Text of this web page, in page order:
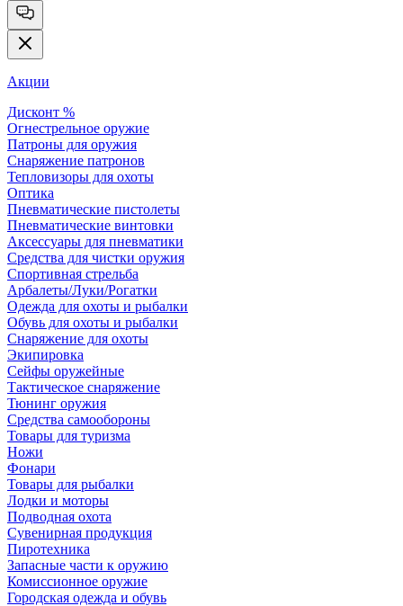
Акции
Дисконт %
Огнестрельное оружие
Патроны для оружия
Снаряжение патронов
Тепловизоры для охоты
Оптика
Пневматические пистолеты
Пневматические винтовки
Аксессуары для пневматики
Средства для чистки оружия
Спортивная стрельба
Арбалеты/Луки/Рогатки
Одежда для охоты и рыбалки
Обувь для охоты и рыбалки
Снаряжение для охоты
Экипировка
Сейфы оружейные
Тактическое снаряжение
Тюнинг оружия
Средства самообороны
Товары для туризма
Ножи
Фонари
Товары для рыбалки
Лодки и моторы
Подводная охота
Сувенирная продукция
Пиротехника
Запасные части к оружию
Комиссионное оружие
Городская одежда и обувь